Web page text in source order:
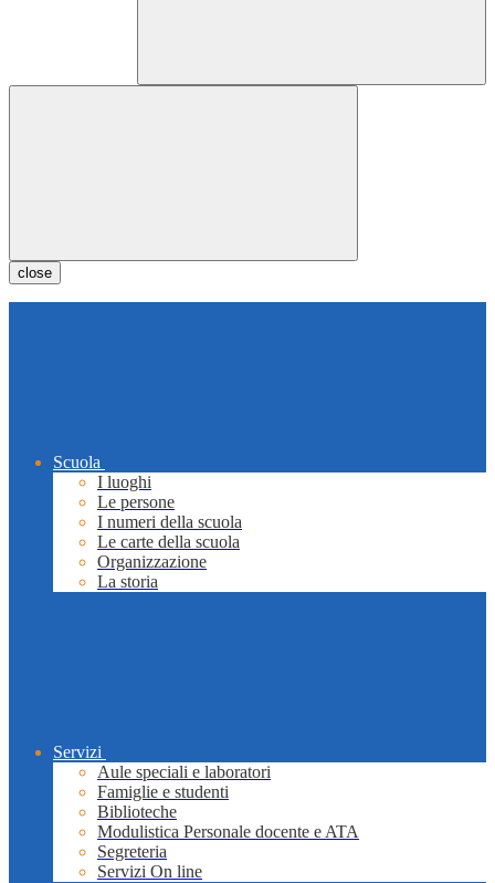
close
Scuola
I luoghi
Le persone
I numeri della scuola
Le carte della scuola
Organizzazione
La storia
Servizi
Aule speciali e laboratori
Famiglie e studenti
Biblioteche
Modulistica Personale docente e ATA
Segreteria
Servizi On line